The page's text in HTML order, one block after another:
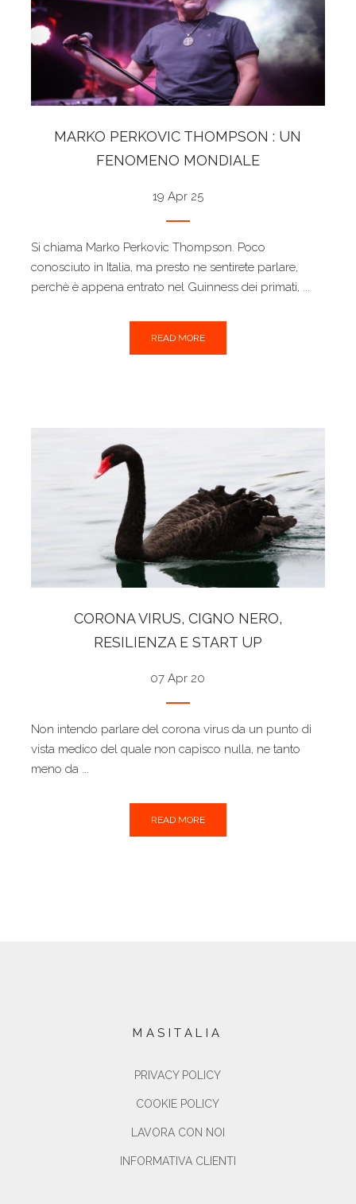
MARKO PERKOVIC THOMPSON : UN
FENOMENO MONDIALE
19 Apr 25
Si chiama Marko Perkovic Thompson. Poco
conosciuto in Italia, ma presto ne sentirete parlare,
perchè è appena entrato nel Guinness dei primati, ...
READ MORE
CORONA VIRUS, CIGNO NERO,
RESILIENZA E START UP
07 Apr 20
Non intendo parlare del corona virus da un punto di
vista medico del quale non capisco nulla, ne tanto
meno da ...
READ MORE
MASITALIA
PRIVACY POLICY
COOKIE POLICY
LAVORA CON NOI
INFORMATIVA CLIENTI